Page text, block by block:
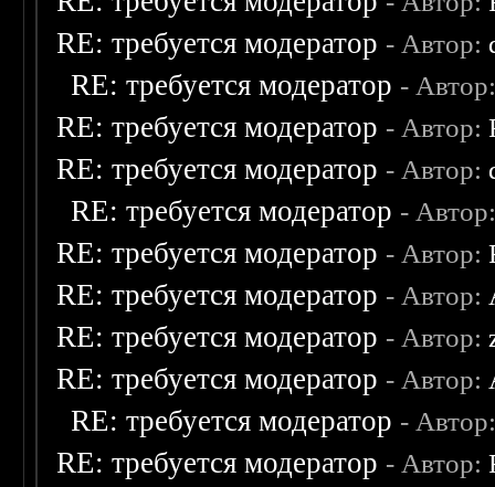
RE: требуется модератор - Автор:
RE: требуется модератор -
RE: требуется модератор - Автор:
RE: требуется модератор - Автор:
RE: требуется модератор -
RE: требуется модератор - Автор:
RE: требуется модератор - Автор:
RE: требуется модератор - Автор:
RE: требуется модератор - Автор:
RE: требуется модератор -
RE: требуется модератор - Автор: